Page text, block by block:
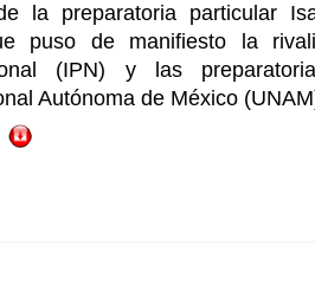
la preparatoria particular
puso de manifiesto la
(IPN) y las
Autónoma de México